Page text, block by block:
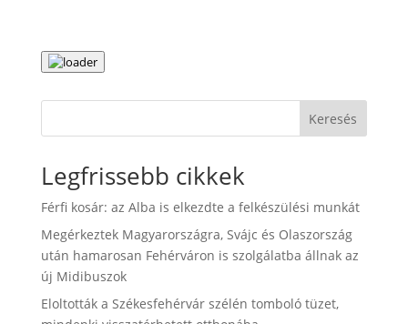
Keresés
Legfrissebb cikkek
Férfi kosár: az Alba is elkezdte a felkészülési munkát
Megérkeztek Magyarországra, Svájc és Olaszország
után hamarosan Fehérváron is szolgálatba állnak az
új Midibuszok
Eloltották a Székesfehérvár szélén tomboló tüzet,